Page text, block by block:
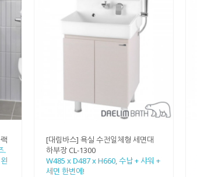
.
[대림바스] 욕실 수전일체형 세면대
하부장 CL-1300
W485 x D487 x H660, 수납 + 샤워 +
세면 한번에!